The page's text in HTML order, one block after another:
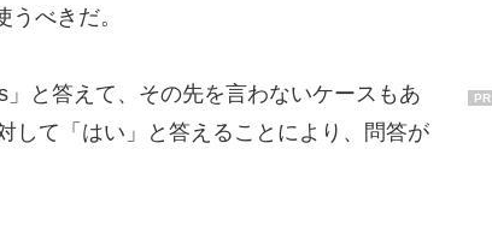
べきだ。
と答えて、その先を言わないケースもあ
して「はい」と答えることにより、問答が
PR